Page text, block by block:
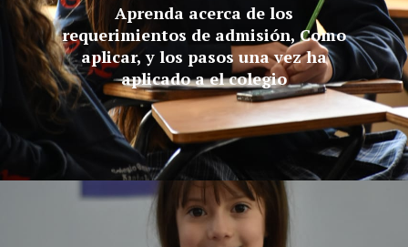
Aprenda acerca de los
requerimientos de admisión, Como
aplicar, y los pasos una vez ha
aplicado a el colegio